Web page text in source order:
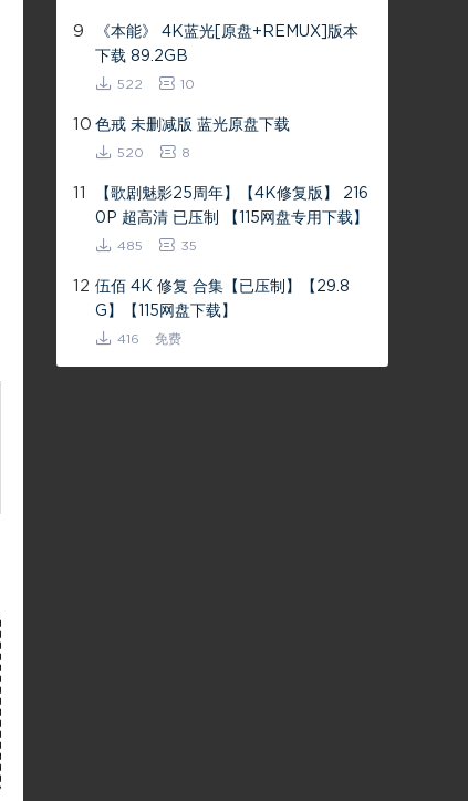
9
《本能》 4K蓝光[原盘+REMUX]版本
下载 89.2GB
522 10
10 色戒 未删减版 蓝光原盘下载
520 8
11
【歌剧魅影25周年】【4K修复版】 216
0P 超高清 已压制 【115网盘专用下载】
485 35
12 伍佰 4K 修复 合集【已压制】【29.8
G】【115网盘下载】
416 免费